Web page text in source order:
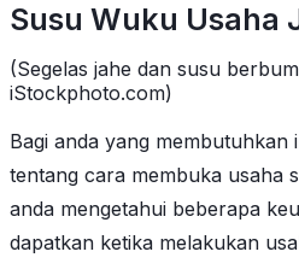
Susu Wuku Usaha
(Segelas jahe dan susu
iStockphoto.com)
Bagi anda yang membutuhkan
tentang cara membuka usaha
anda mengetahui beberapa
dapatkan ketika melakukan